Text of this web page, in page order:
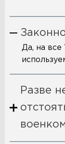
Да, на все
Разве